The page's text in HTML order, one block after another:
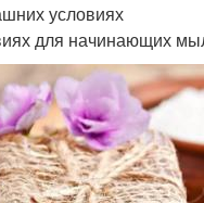
условиях
для начинающих